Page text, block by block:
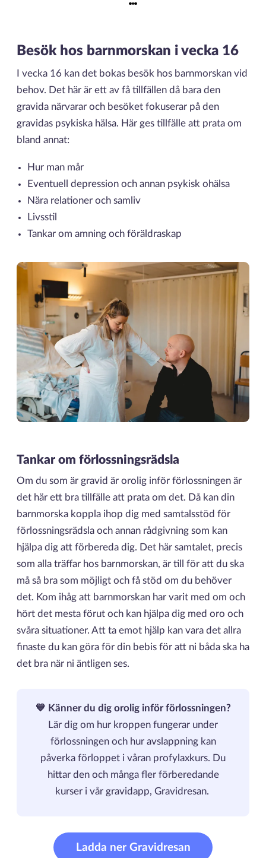
Besök hos barnmorskan i vecka 16
I vecka 16 kan det bokas besök hos barnmorskan vid
behov. Det här är ett av få tillfällen då bara den
gravida närvarar och besöket fokuserar på den
gravidas psykiska hälsa. Här ges tillfälle att prata om
bland annat:
Hur man mår
Eventuell depression och annan psykisk ohälsa
Nära relationer och samliv
Livsstil
Tankar om amning och föräldraskap
Tankar om förlossningsrädsla
Om du som är gravid är orolig inför förlossningen är
det här ett bra tillfälle att prata om det. Då kan din
barnmorska koppla ihop dig med samtalsstöd för
förlossningsrädsla och annan rådgivning som kan
hjälpa dig att förbereda dig. Det här samtalet, precis
som alla träffar hos barnmorskan, är till för att du ska
må så bra som möjligt och få stöd om du behöver
det. Kom ihåg att barnmorskan har varit med om och
hört det mesta förut och kan hjälpa dig med oro och
svåra situationer. Att ta emot hjälp kan vara det allra
finaste du kan göra för din bebis för att ni båda ska ha
det bra när ni äntligen ses.
💙 Känner du dig orolig inför förlossningen?
Lär dig om hur kroppen fungerar under
förlossningen och hur avslappning kan
påverka förloppet i våran profylaxkurs. Du
hittar den och många fler förberedande
kurser i vår gravidapp, Gravidresan.
Ladda ner Gravidresan